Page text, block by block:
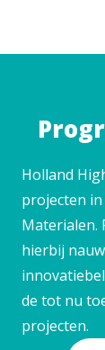
Holland
projecten in
Materialen.
hierbij
de tot nu
projecten.